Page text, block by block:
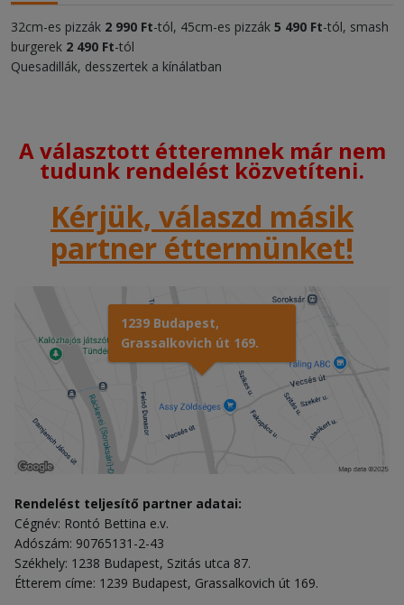
32cm-es pizzák 2 990 Ft-tól, 45cm-es pizzák 5 490 Ft-tól, smash
burgerek 2 490 Ft-tól
Quesadillák, desszertek a kínálatban
A választott étteremnek már nem
tudunk rendelést közvetíteni.
Kérjük, válaszd másik
partner éttermünket!
1239 Budapest,
Grassalkovich út 169.
Rendelést teljesítő partner adatai:
Cégnév: Rontó Bettina e.v.
Adószám: 90765131-2-43
Székhely: 1238 Budapest, Szitás utca 87.
Étterem címe: 1239 Budapest, Grassalkovich út 169.